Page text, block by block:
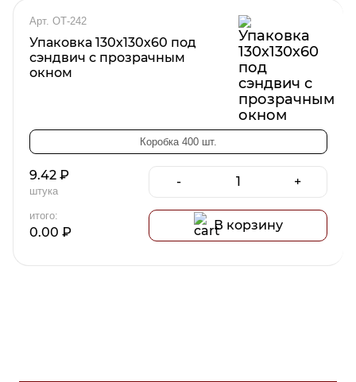
Арт. ОТ-242
Упаковка 130х130х60 под
сэндвич с прозрачным
окном
Коробка 400 шт.
9.42 ₽
штука
- +
итого:
0.00 ₽ В корзину